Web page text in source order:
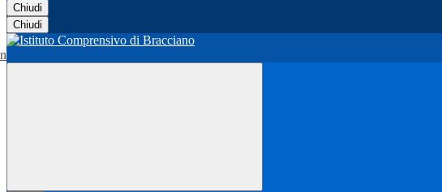
Chiudi
Chiudi